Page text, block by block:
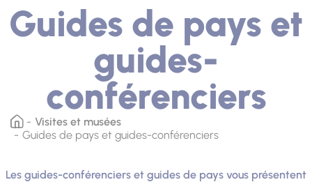
Guides de pays et
guides-
conférenciers
Visites et musées
Guides de pays et guides-conférenciers
Les guides-conférenciers et guides de pays vous présentent